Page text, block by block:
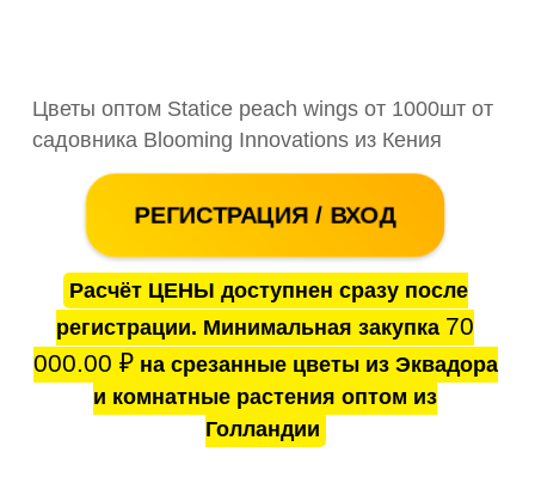
Цветы оптом Statice peach wings от 1000шт от
садовника Blooming Innovations из Кения
РЕГИСТРАЦИЯ / ВХОД
Расчёт ЦЕНЫ доступнен сразу после
регистрации. Минимальная закупка 70
000.00 ₽на срезанные цветы из Эквадора
и комнатные растения оптом из
Голландии